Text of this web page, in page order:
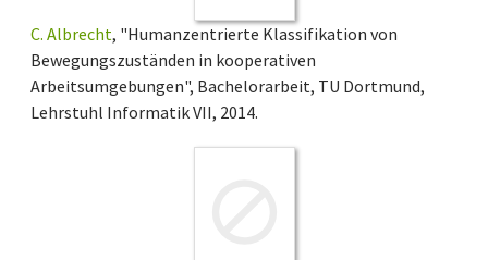
C. Albrecht, "Humanzentrierte Klassifikation von
Bewegungszuständen in kooperativen
Arbeitsumgebungen", Bachelorarbeit, TU Dortmund,
Lehrstuhl Informatik VII, 2014.